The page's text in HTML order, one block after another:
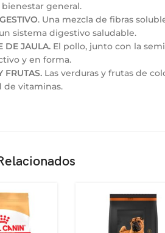
general.
. Una mezcla de fibras
sistema digestivo saludable.
DE JAULA.El pollo, junto con la
y en forma.
FRUTAS.Las verduras y frutas de
de vitaminas.